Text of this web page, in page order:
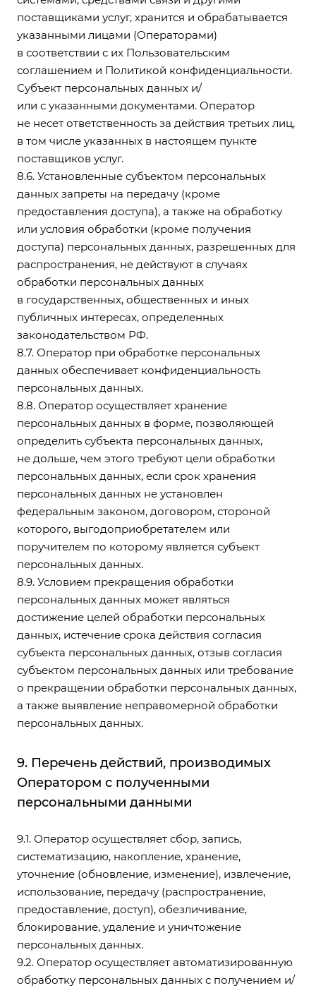
поставщиками услуг, хранится и обрабатывается
указанными лицами (Операторами)
в соответствии с их Пользовательским
соглашением и Политикой конфиденциальности.
Субъект персональных данных и/
или с указанными документами. Оператор
не несет ответственность за действия третьих лиц,
в том числе указанных в настоящем пункте
поставщиков услуг.
8.6. Установленные субъектом персональных
данных запреты на передачу (кроме
предоставления доступа), а также на обработку
или условия обработки (кроме получения
доступа) персональных данных, разрешенных для
распространения, не действуют в случаях
обработки персональных данных
в государственных, общественных и иных
публичных интересах, определенных
законодательством РФ.
8.7. Оператор при обработке персональных
данных обеспечивает конфиденциальность
персональных данных.
8.8. Оператор осуществляет хранение
персональных данных в форме, позволяющей
определить субъекта персональных данных,
не дольше, чем этого требуют цели обработки
персональных данных, если срок хранения
персональных данных не установлен
федеральным законом, договором, стороной
которого, выгодоприобретателем или
поручителем по которому является субъект
персональных данных.
8.9. Условием прекращения обработки
персональных данных может являться
достижение целей обработки персональных
данных, истечение срока действия согласия
субъекта персональных данных, отзыв согласия
субъектом персональных данных или требование
о прекращении обработки персональных данных,
а также выявление неправомерной обработки
персональных данных.
9. Перечень действий, производимых
Оператором с полученными
персональными данными
9.1. Оператор осуществляет сбор, запись,
систематизацию, накопление, хранение,
уточнение (обновление, изменение), извлечение,
использование, передачу (распространение,
предоставление, доступ), обезличивание,
блокирование, удаление и уничтожение
персональных данных.
9.2. Оператор осуществляет автоматизированную
обработку персональных данных с получением и/